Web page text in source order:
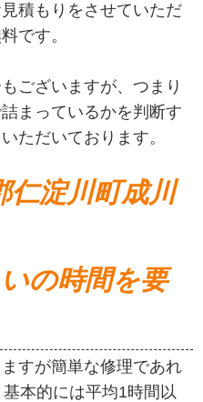
積もりをさせていただ
です。
ございますが、つまり
まっているかを判断す
ただいております。
仁淀川町成川
の時間を要
すが簡単な修理であれ
本的には平均1時間以